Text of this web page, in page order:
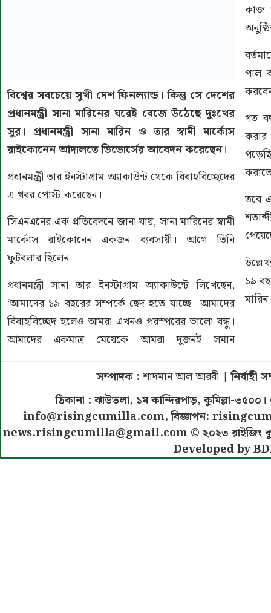
বিশ্বের সবচেয়ে সুখী দেশ ফিনল্যান্ড। কিন্তু সে দেশের
প্রধানমন্ত্রী সানা মারিনের ঘরেই বেজে উঠেছে দুঃখের
সুর। প্রধানমন্ত্রী সানা মারিন ও তার স্বামী মার্কোস
রাইকোনেন আদালতে ডিভোর্সের আবেদন করেছেন।
প্রধানমন্ত্রী তার ইনস্টাগ্রাম অ্যাকাউন্ট থেকে বিবাহবিচ্ছেদের
এ খবর পোস্ট করেছেন।
সিএনএনের এক প্রতিবেদনে জানা যায়, সানা মারিনের স্বামী
মার্কোস রাইকোনেন একজন ব্যবসায়ী। আগে তিনি
ফুটবলার ছিলেন।
প্রধানমন্ত্রী সানা তার ইনস্টাগ্রাম অ্যাকাউন্টে লিখেছেন,
‘আমাদের ১৯ বছরের সম্পর্কে ছেদ হতে যাচ্ছে। আমাদের
বিবাহবিচ্ছেদ হলেও আমরা এখনও পরস্পরের ভালো বন্ধু।
আমাদের একমাত্র মেয়েকে আমরা দুজনই সমান
কাজ
পাল
গত
তবে
১৯
সম্পাদক : শাদমান আল আরবী | নির্বাহী
ঠিকানা : ঝাউতলা, ১ম কান্দিরপাড়, কুমিল্লা-
info@risingcumilla.com, বিজ্ঞাপন:
news.risingcumilla@gmail.com © ২০২৩ রাইজিং
Developed by